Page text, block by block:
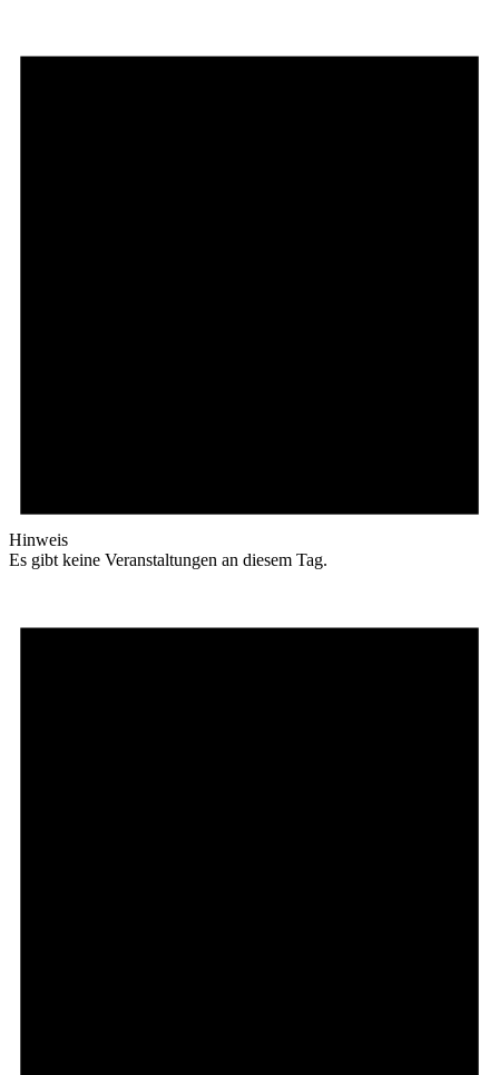
Hinweis
Es gibt keine Veranstaltungen an diesem Tag.